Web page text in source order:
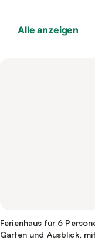
Alle anzeigen
Ferienhaus für 6
Garten und Ausblick,